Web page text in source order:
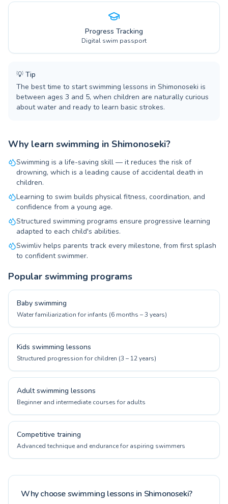
Progress Tracking
Digital swim passport
💡 Tip
The best time to start swimming lessons in Shimonoseki is
between ages 3 and 5, when children are naturally curious
about water and ready to learn basic strokes.
Why learn swimming in Shimonoseki?
Swimming is a life-saving skill — it reduces the risk of
drowning, which is a leading cause of accidental death in
children.
Learning to swim builds physical fitness, coordination, and
confidence from a young age.
Structured swimming programs ensure progressive learning
adapted to each child's abilities.
Swimliv helps parents track every milestone, from first splash
to confident swimmer.
Popular swimming programs
Baby swimming
Water familiarization for infants (6 months – 3 years)
Kids swimming lessons
Structured progression for children (3 – 12 years)
Adult swimming lessons
Beginner and intermediate courses for adults
Competitive training
Advanced technique and endurance for aspiring swimmers
Why choose swimming lessons in Shimonoseki?